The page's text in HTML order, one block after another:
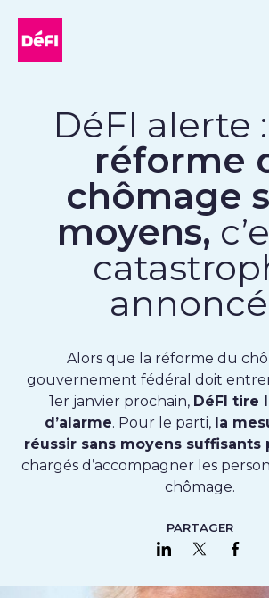
DéFI alerte :
réforme
chômage
moyens,
Alors que la réforme du
gouvernement fédéral doit
1er janvier prochain, DéFI tire
d’alarme. Pour le parti, la
réussir sans moyens suffisants
chargés d’accompagner les
chômage.
PARTAGER
Partager sur